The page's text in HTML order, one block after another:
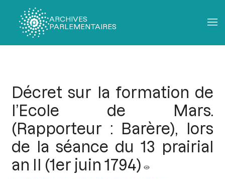
ARCHIVES
PARLEMENTAIRES
Décret sur la formation de
l’Ecole de Mars.
(Rapporteur : Barère), lors
de la séance du 13 prairial
an II (1er juin 1794)